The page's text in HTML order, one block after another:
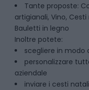
Tante proposte:
artigianali, Vino,
Bauletti in legno
Inoltre potete:
scegliere in modo
personalizzare
aziendale
inviare i cesti